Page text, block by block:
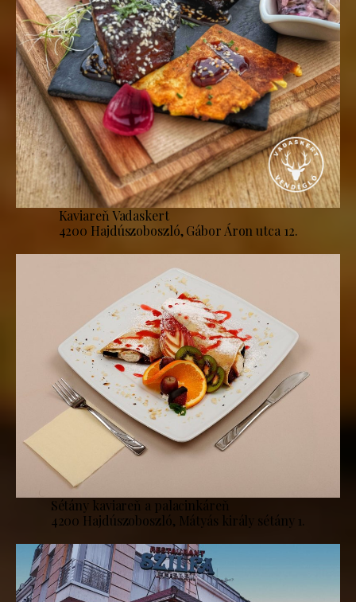
Kaviareň Vadaskert
4200 Hajdúszoboszló, Gábor Áron utca 12.
Sétány kaviareň a palacinkáreň
4200 Hajdúszoboszló, Mátyás király sétány 1.